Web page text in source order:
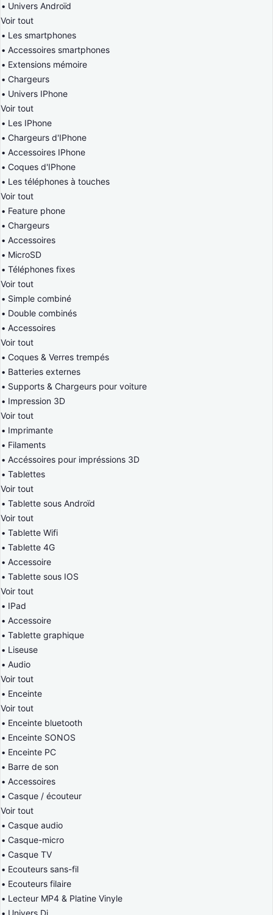
Univers Androïd
Voir tout
Les smartphones
Accessoires smartphones
Extensions mémoire
Chargeurs
Univers IPhone
Voir tout
Les IPhone
Chargeurs d'IPhone
Accessoires IPhone
Coques d'IPhone
Les téléphones à touches
Voir tout
Feature phone
Chargeurs
Accessoires
MicroSD
Téléphones fixes
Voir tout
Simple combiné
Double combinés
Accessoires
Voir tout
Coques & Verres trempés
Batteries externes
Supports & Chargeurs pour voiture
Impression 3D
Voir tout
Imprimante
Filaments
Accéssoires pour impréssions 3D
Tablettes
Voir tout
Tablette sous Androïd
Voir tout
Tablette Wifi
Tablette 4G
Accessoire
Tablette sous IOS
Voir tout
IPad
Accessoire
Tablette graphique
Liseuse
Audio
Voir tout
Enceinte
Voir tout
Enceinte bluetooth
Enceinte SONOS
Enceinte PC
Barre de son
Accessoires
Casque / écouteur
Voir tout
Casque audio
Casque-micro
Casque TV
Ecouteurs sans-fil
Ecouteurs filaire
Lecteur MP4 & Platine Vinyle
Univers Dj